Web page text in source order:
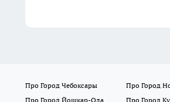
Про Город Чебоксары Про Город
Про Город Йошкар-Ола
Про Город